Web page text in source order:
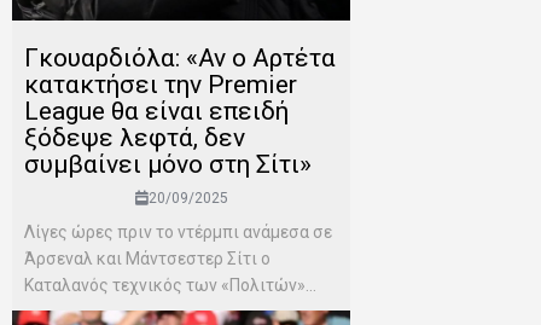
Γκουαρδιόλα: «Αν ο Αρτέτα
κατακτήσει την Premier
League θα είναι επειδή
ξόδεψε λεφτά, δεν
συμβαίνει μόνο στη Σίτι»
20/09/2025
Λίγες ώρες πριν το ντέρμπι ανάμεσα σε
Άρσεναλ και Μάντσεστερ Σίτι ο
Καταλανός τεχνικός των «Πολιτών»...